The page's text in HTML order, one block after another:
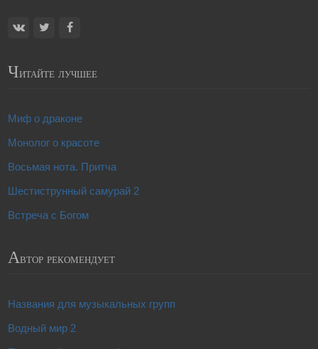
Читайте лучшее
Миф о драконе
Монолог о красоте
Восьмая нота. Притча
Шестиструнный самурай 2
Встреча с Богом
Автор рекомендует
Названия для музыкальных групп
Водный мир 2